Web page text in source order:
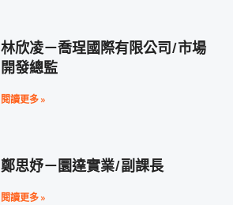
林欣凌－喬珵國際有限公司/市場
開發總監
閱讀更多 »
鄭思妤－圜達實業/副課長
閱讀更多 »